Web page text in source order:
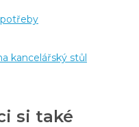
kancelářský stůl
si také